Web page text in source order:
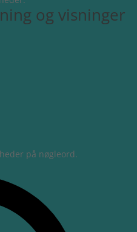
og visninger
på nøgleord.